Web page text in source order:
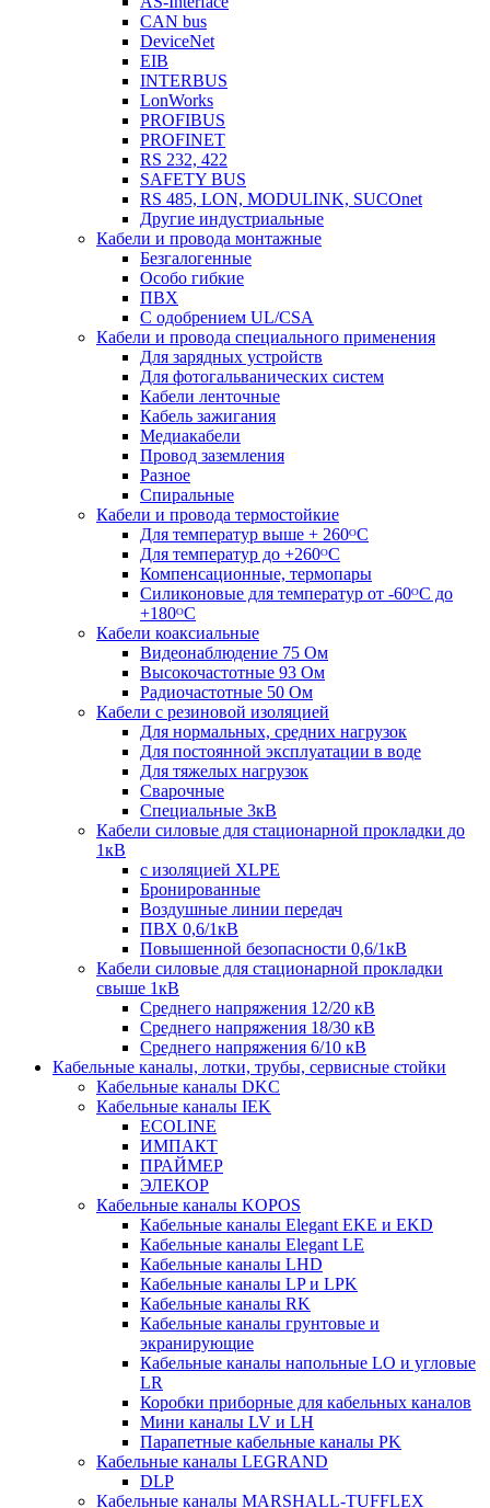
CAN bus
DeviceNet
EIB
INTERBUS
LonWorks
PROFIBUS
PROFINET
RS 232, 422
SAFETY BUS
RS 485, LON, MODULINK, SUCOnet
Другие индустриальные
Кабели и провода монтажные
Безгалогенные
Особо гибкие
ПВХ
С одобрением UL/CSA
Кабели и провода специального применения
Для зарядных устройств
Для фотогальванических систем
Кабели ленточные
Кабель зажигания
Медиакабели
Провод заземления
Разное
Спиральные
Кабели и провода термостойкие
Для температур выше + 260ᴼС
Для температур до +260ᴼС
Компенсационные, термопары
Силиконовые для температур от -60ᴼC до
+180ᴼС
Кабели коаксиальные
Видеонаблюдение 75 Ом
Высокочастотные 93 Ом
Радиочастотные 50 Ом
Кабели с резиновой изоляцией
Для нормальных, средних нагрузок
Для постоянной эксплуатации в воде
Для тяжелых нагрузок
Сварочные
Специальные 3кВ
Кабели силовые для стационарной прокладки до
1кВ
c изоляцией XLPE
Бронированные
Воздушные линии передач
ПВХ 0,6/1кВ
Повышенной безопасности 0,6/1кВ
Кабели силовые для стационарной прокладки
свыше 1кВ
Среднего напряжения 12/20 кВ
Среднего напряжения 18/30 кВ
Среднего напряжения 6/10 кВ
Кабельные каналы, лотки, трубы, сервисные стойки
Кабельные каналы DKC
Кабельные каналы IEK
ECOLINE
ИМПАКТ
ПРАЙМЕР
ЭЛЕКОР
Кабельные каналы KOPOS
Кабельные каналы Elegant EKE и EKD
Кабельные каналы Elegant LE
Кабельные каналы LHD
Кабельные каналы LP и LPK
Кабельные каналы RK
Кабельные каналы грунтовые и
экранирующие
Кабельные каналы напольные LO и угловые
LR
Коробки приборные для кабельных каналов
Мини каналы LV и LH
Парапетные кабельные каналы PK
Кабельные каналы LEGRAND
DLP
Кабельные каналы MARSHALL-TUFFLEX